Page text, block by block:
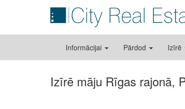
Informācijai Pārdod Izīrē
Izīrē māju Rīgas rajonā,